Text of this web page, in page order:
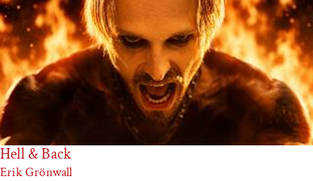
Hell & Back
Erik Grönwall